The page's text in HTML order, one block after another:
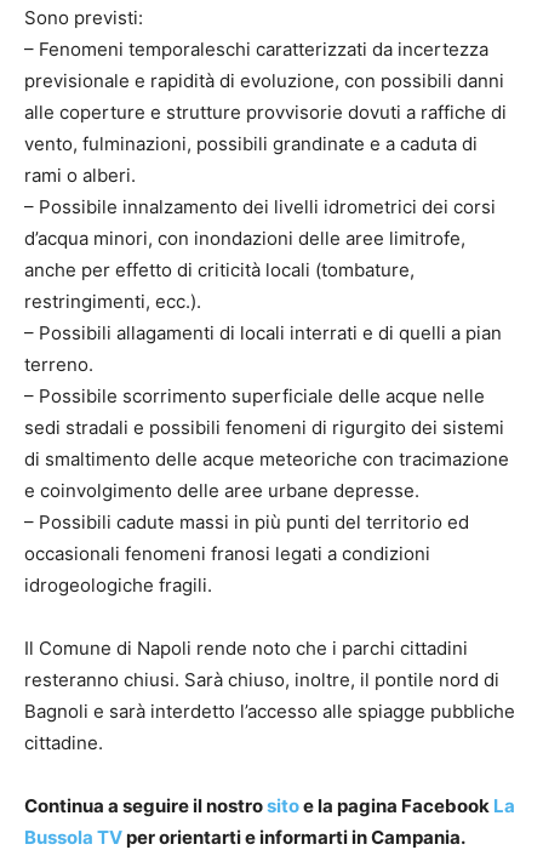
Sono previsti:
– Fenomeni temporaleschi caratterizzati da incertezza
previsionale e rapidità di evoluzione, con possibili danni
alle coperture e strutture provvisorie dovuti a raffiche di
vento, fulminazioni, possibili grandinate e a caduta di
rami o alberi.
– Possibile innalzamento dei livelli idrometrici dei corsi
d’acqua minori, con inondazioni delle aree limitrofe,
anche per effetto di criticità locali (tombature,
restringimenti, ecc.).
– Possibili allagamenti di locali interrati e di quelli a pian
terreno.
– Possibile scorrimento superficiale delle acque nelle
sedi stradali e possibili fenomeni di rigurgito dei sistemi
di smaltimento delle acque meteoriche con tracimazione
e coinvolgimento delle aree urbane depresse.
– Possibili cadute massi in più punti del territorio ed
occasionali fenomeni franosi legati a condizioni
idrogeologiche fragili.
Il Comune di Napoli rende noto che i parchi cittadini
resteranno chiusi. Sarà chiuso, inoltre, il pontile nord di
Bagnoli e sarà interdetto l’accesso alle spiagge pubbliche
cittadine.
Continua a seguire il nostrositoe la pagina Facebook La
Bussola TVper orientarti e informarti in Campania.